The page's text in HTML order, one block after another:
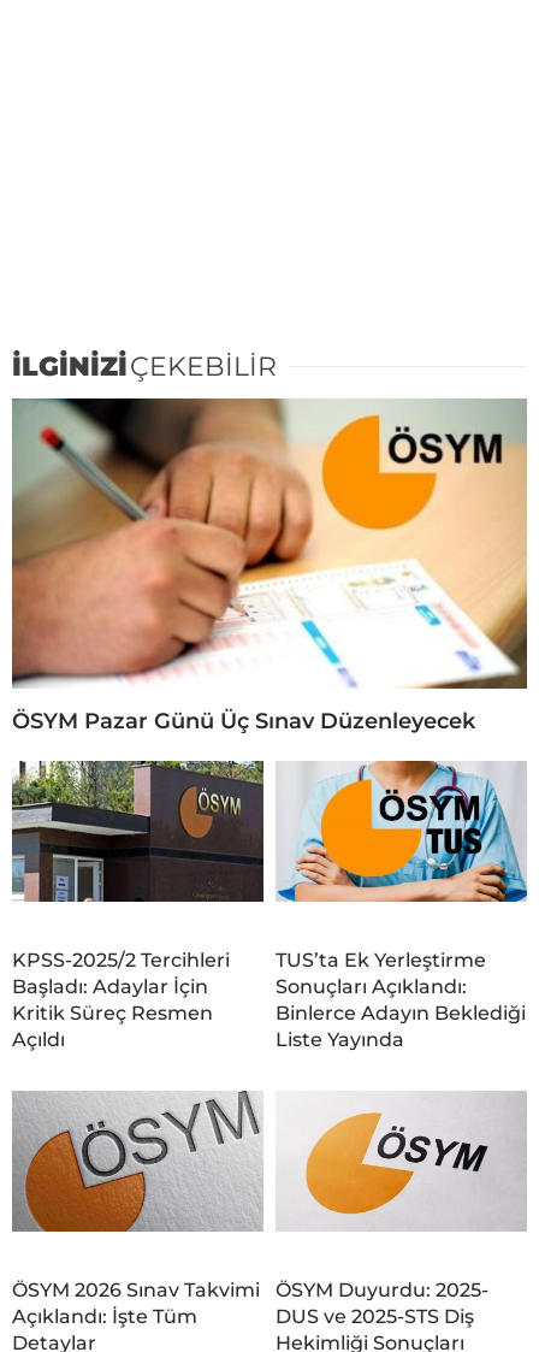
İLGİNİZİÇEKEBİLİR
ÖSYM Pazar Günü Üç Sınav Düzenleyecek
KPSS-2025/2 Tercihleri
Başladı: Adaylar İçin
Kritik Süreç Resmen
Açıldı
TUS’ta Ek Yerleştirme
Sonuçları Açıklandı:
Binlerce Adayın Beklediği
Liste Yayında
ÖSYM 2026 Sınav Takvimi
Açıklandı: İşte Tüm
Detaylar
ÖSYM Duyurdu: 2025-
DUS ve 2025-STS Diş
Hekimliği Sonuçları